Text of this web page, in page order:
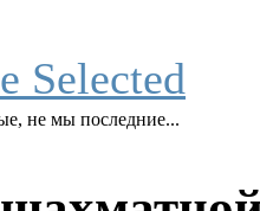
не мы последние...